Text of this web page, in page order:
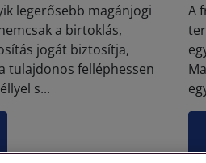
legerősebb magánjogi
a birtoklás,
jogát biztosítja,
tulajdonos felléphessen
s...
A